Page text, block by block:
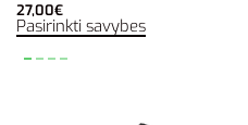
27,00€
Pasirinkti savybes